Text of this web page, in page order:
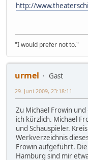
http://
"I would prefer not to."
urmel
Gast
29. Juni 2009, 23:18:11
Zu Michael Frowin
ich kürzlich. Michael
und Schauspieler.
Werkverzeichnis
Frowin aufgeführt.
Hamburg sind mir